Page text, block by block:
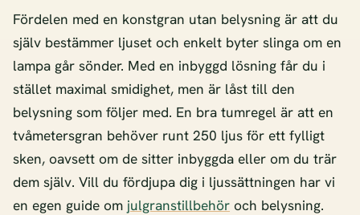
Fördelen med en konstgran utan belysning är att du
själv bestämmer ljuset och enkelt byter slinga om en
lampa går sönder. Med en inbyggd lösning får du i
stället maximal smidighet, men är låst till den
belysning som följer med. En bra tumregel är att en
tvåmetersgran behöver runt 250 ljus för ett fylligt
sken, oavsett om de sitter inbyggda eller om du trär
dem själv. Vill du fördjupa dig i ljussättningen har vi
en egen guide om julgranstillbehör och belysning.